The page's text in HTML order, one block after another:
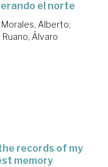
el norte
Morales, Alberto;
Ruano, Álvaro
records of my
memory